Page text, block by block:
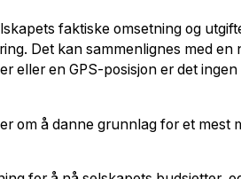
faktiske omsetning og
Det kan sammenlignes med
eller en GPS-posisjon er det
om å danne grunnlag for et